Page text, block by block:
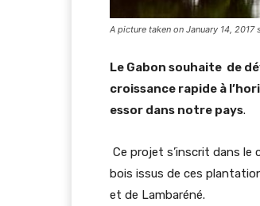
A picture taken on January 14,
Le Gabon souhaite de
croissance rapide à
essor dans notre pays.
Ce projet s’inscrit dans le
bois issus de ces
et de Lambaréné.